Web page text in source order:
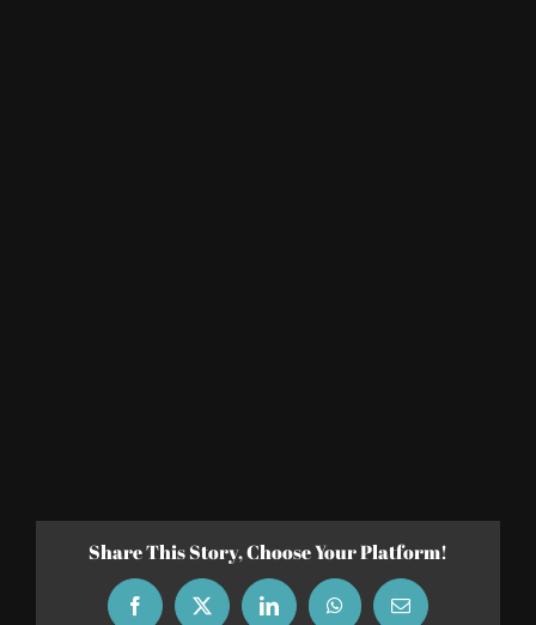
Share This Story, Choose Your Platform!
FacebookX LinkedInWhatsAppEmail